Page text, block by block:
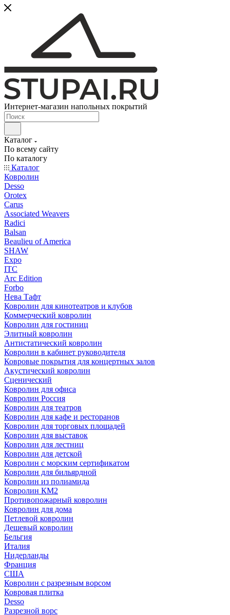
Интернет-магазин напольных покрытий
Каталог
По всему сайту
По каталогу
Каталог
Ковролин
Desso
Orotex
Carus
Associated Weavers
Radici
Balsan
Beaulieu of America
SHAW
Expo
ITC
Arc Edition
Forbo
Нева Тафт
Ковролин для кинотеатров и клубов
Коммерческий ковролин
Ковролин для гостиниц
Элитный ковролин
Антистатический ковролин
Ковролин в кабинет руководителя
Ковровые покрытия для концертных залов
Акустический ковролин
Сценический
Ковролин для офиса
Ковролин Россия
Ковролин для театров
Ковролин для кафе и ресторанов
Ковролин для торговых площадей
Ковролин для выставок
Ковролин для лестниц
Ковролин для детской
Ковролин с морским сертификатом
Ковролин для бильярдной
Ковролин из полиамида
Ковролин КМ2
Противопожарный ковролин
Ковролин для дома
Петлевой ковролин
Дешевый ковролин
Бельгия
Италия
Нидерланды
Франция
США
Ковролин с разрезным ворсом
Ковровая плитка
Desso
Разрезной ворс